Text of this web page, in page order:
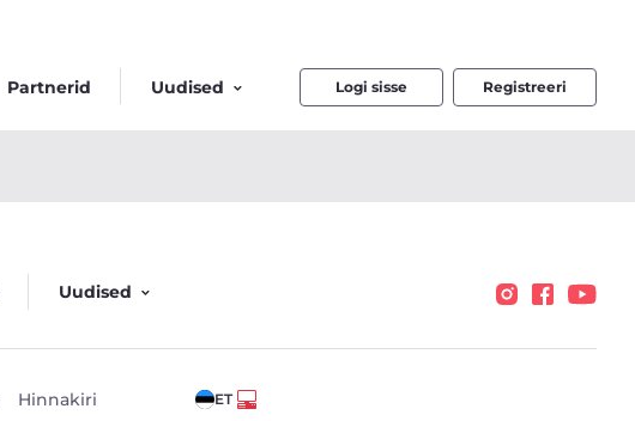
Partnerid Uudised Logi sisse Registreeri
Uudised
Hinnakiri ET